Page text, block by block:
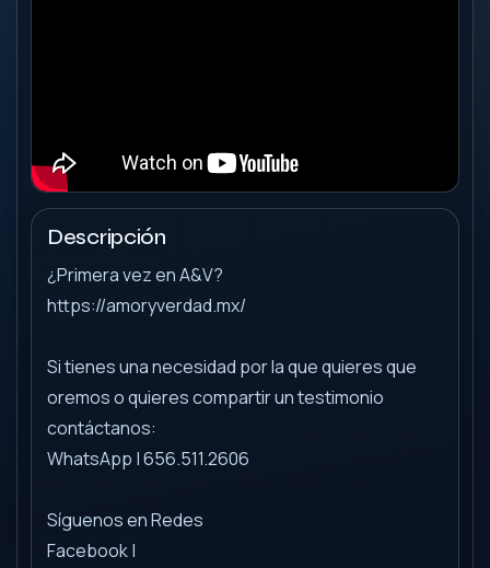
Descripción
¿Primera vez en A&V?
https://amoryverdad.mx/
Si tienes una necesidad por la que quieres que
oremos o quieres compartir un testimonio
contáctanos:
WhatsApp | 656.511.2606
Síguenos en Redes
Facebook |